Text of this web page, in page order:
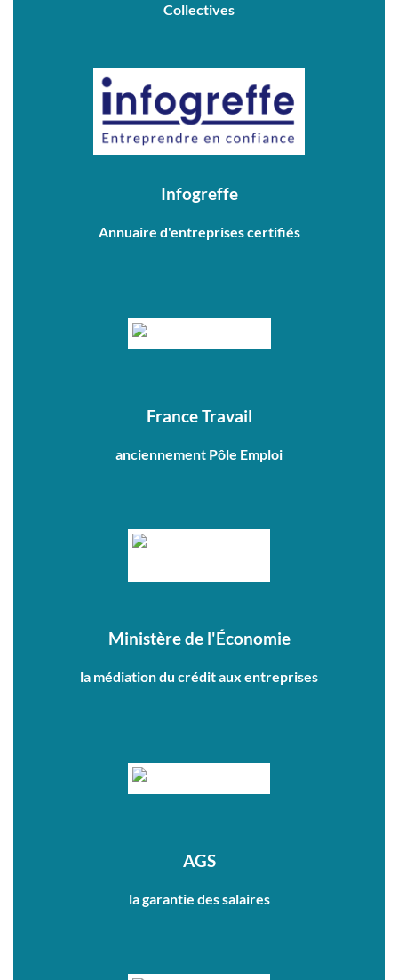
Collectives
Infogreffe
Annuaire d'entreprises certifiés
France Travail
anciennement Pôle Emploi
Ministère de l'Économie
la médiation du crédit aux entreprises
AGS
la garantie des salaires